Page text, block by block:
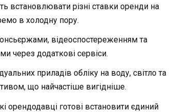
встановлювати різні ставки оренди на
в холодну пору.
відеоспостереженням та
через додаткові сервіси.
приладів обліку на воду, світло та
що найчастіше вигідніше.
орендодавці готові встановити єдиний